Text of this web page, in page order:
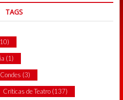
TAGS
(1)
(3)
Críticas de Teatro(137)